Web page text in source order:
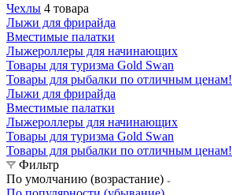
Чехлы 4 товара
Лыжи для фрирайда
Вместимые палатки
Лыжероллеры для начинающих
Товары для туризма Gold Swan
Товары для рыбалки по отличным ценам!
Лыжи для фрирайда
Вместимые палатки
Лыжероллеры для начинающих
Товары для туризма Gold Swan
Товары для рыбалки по отличным ценам!
Фильтр
По умолчанию (возрастание)